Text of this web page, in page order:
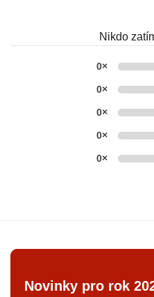
Nikdo
0×
0×
0×
0×
0×
Novinky pro rok